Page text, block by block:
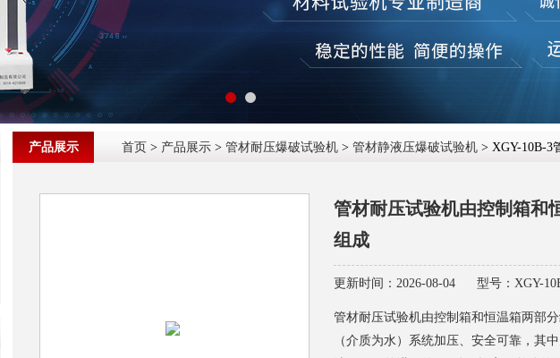
产品展示 首页 > 产品展示 > 管材耐压爆破试验机 > 管材静液压爆破试验机 > XGY-10B-3管材耐压
管材耐压试验机由控制箱和
组成
更新时间：2026-08-04 型号：XGY-
管材耐压试验机由控制箱和恒温箱两部
（介质为水）系统加压、安全可靠，其